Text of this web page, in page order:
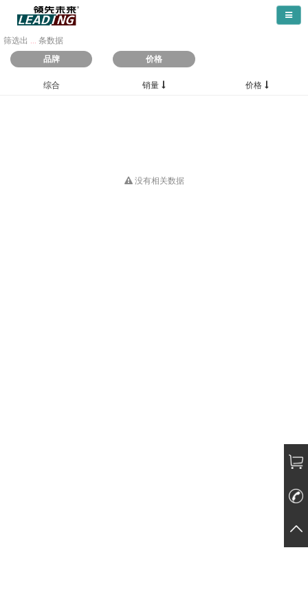
导航
筛选出 ... 条数据
品牌
价格
综合 销量 价格
没有相关数据